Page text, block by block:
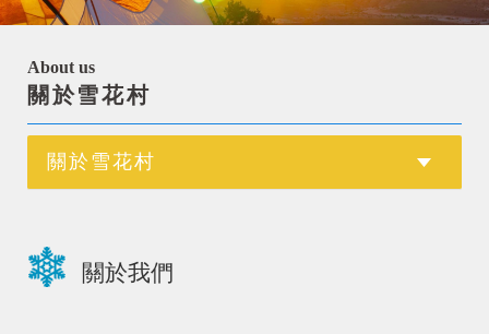
About us
關於雪花村
關於雪花村
關於我們